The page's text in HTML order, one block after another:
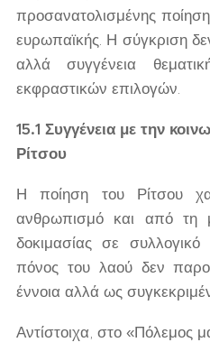
προσανατολισμένης
ευρωπαϊκής. Η σύγκριση
αλλά συγγένεια
εκφραστικών επιλογών.
15.1 Συγγένεια με την
Ρίτσου
Η ποίηση του Ρίτσου
ανθρωπισμό και από τη
δοκιμασίας σε
πόνος του λαού δεν
έννοια αλλά ως
Αντίστοιχα, στο «Πόλεμος